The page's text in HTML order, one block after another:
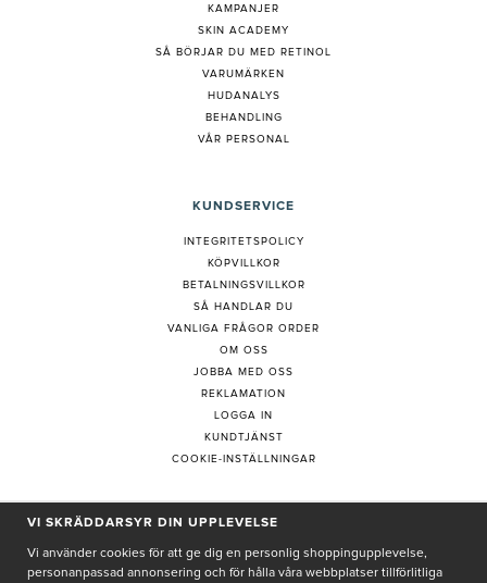
KAMPANJER
SKIN ACADEMY
SÅ BÖRJAR DU MED RETINOL
VARUMÄRKEN
HUDANALYS
BEHANDLING
VÅR PERSONAL
KUNDSERVICE
INTEGRITETSPOLICY
KÖPVILLKOR
BETALNINGSVILLKOR
SÅ HANDLAR DU
VANLIGA FRÅGOR ORDER
OM OSS
JOBBA MED OSS
REKLAMATION
LOGGA IN
KUNDTJÄNST
COOKIE-INSTÄLLNINGAR
PRENUMERERA PÅ NYHETSBREV
VI SKRÄDDARSYR DIN UPPLEVELSE
Vi använder cookies för att ge dig en personlig shoppingupplevelse,
personanpassad annonsering och för hålla våra webbplatser tillförlitliga